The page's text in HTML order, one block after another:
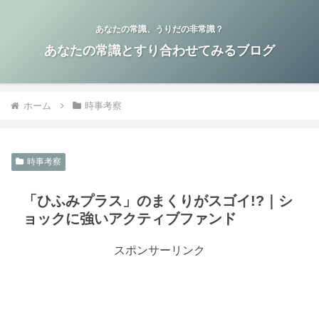
あなたの常識、うりだの非常識？
あなたの常識とすり合わせてみるブログ
ホーム 時事考察
時事考察
「ひふみプラス」のまくりがスゴイ!?｜シ
ョックに強いアクティブファンド
スポンサーリンク